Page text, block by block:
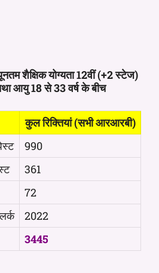
शैक्षिक योग्यता 12वीं (+2 स्टेज)
आयु 18 से 33 वर्ष के बीच
कुल रिक्तियां (सभी आरआरबी)
990
361
72
2022
3445